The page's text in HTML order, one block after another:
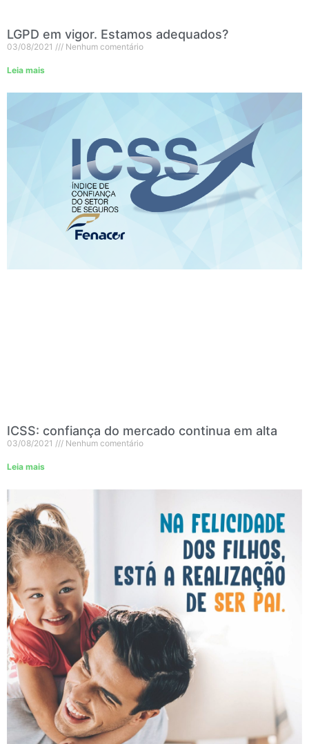
LGPD em vigor. Estamos adequados?
03/08/2021 Nenhum comentário
Leia mais
ICSS: confiança do mercado continua em alta
03/08/2021 Nenhum comentário
Leia mais